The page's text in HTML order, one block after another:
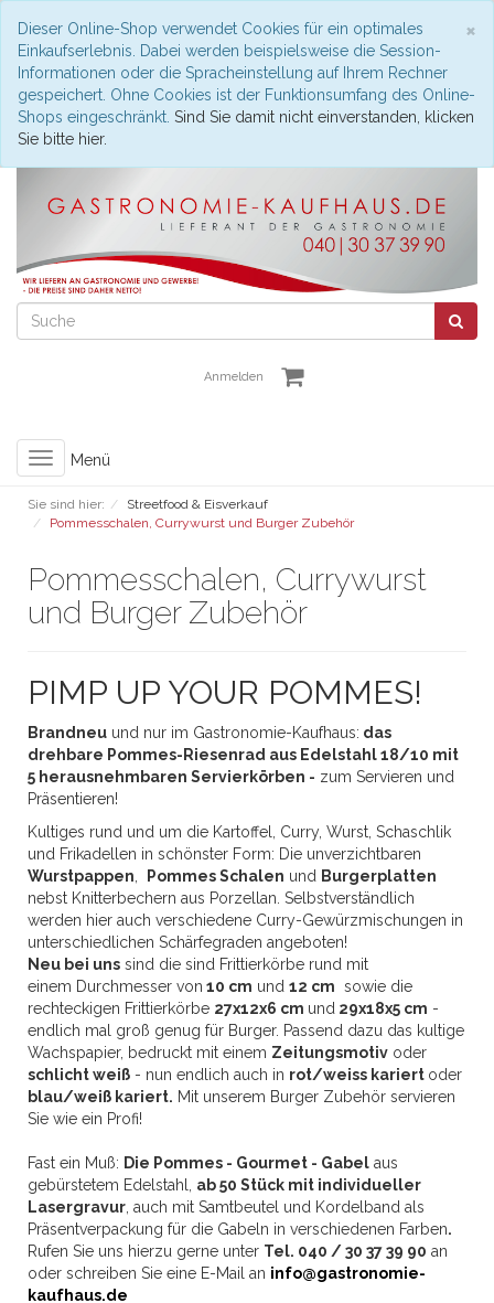
×
Dieser Online-Shop verwendet Cookies für ein optimales
Einkaufserlebnis. Dabei werden beispielsweise die Session-
Informationen oder die Spracheinstellung auf Ihrem Rechner
gespeichert. Ohne Cookies ist der Funktionsumfang des Online-
Shops eingeschränkt. Sind Sie damit nicht einverstanden, klicken
Sie bitte hier.
Anmelden
Toggle
navigation
Menü
Sie sind hier:
Streetfood & Eisverkauf
Pommesschalen, Currywurst und Burger Zubehör
Pommesschalen, Currywurst
und Burger Zubehör
PIMP UP YOUR POMMES!
Brandneu und nur im Gastronomie-Kaufhaus: das
drehbare Pommes-Riesenrad aus Edelstahl 18/10 mit
5 herausnehmbaren Servierkörben - zum Servieren und
Präsentieren!
Kultiges rund und um die Kartoffel, Curry, Wurst, Schaschlik
und Frikadellen in schönster Form: Die unverzichtbaren
Wurstpappen
Pommes Schalen und Burgerplatten
nebst Knitterbechern aus Porzellan. Selbstverständlich
werden hier auch verschiedene Curry-Gewürzmischungen in
unterschiedlichen Schärfegraden angeboten!
Neu bei uns sind die sind Frittierkörbe rund mit
einem Durchmesser von 10 cm und 12 cm sowie die
rechteckigen Frittierkörbe 27x12x6 cm und 29x18x5 cm -
endlich mal groß genug für Burger. Passend dazu das kultige
Wachspapier, bedruckt mit einem Zeitungsmotiv oder
schlicht weiß - nun endlich auch in rot/weiss kariert oder
blau/weiß kariert. Mit unserem Burger Zubehör servieren
Sie wie ein Profi!
Fast ein Muß: Die Pommes - Gourmet - Gabel aus
gebürstetem Edelstahl, ab 50 Stück mit individueller
Lasergravur , auch mit Samtbeutel und Kordelband als
Präsentverpackung für die Gabeln in verschiedenen Farben.
Rufen Sie uns hierzu gerne unter Tel. 040 / 30 37 39 90 an
oder schreiben Sie eine E-Mail an info@gastronomie-
kaufhaus.de